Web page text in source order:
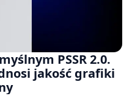
PSSR 2.0.
jakość grafiki